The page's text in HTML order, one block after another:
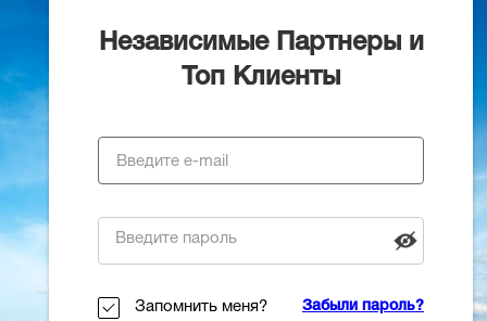
Независимые Партнеры и
Топ Клиенты
Запомнить меня? Забыли пароль?